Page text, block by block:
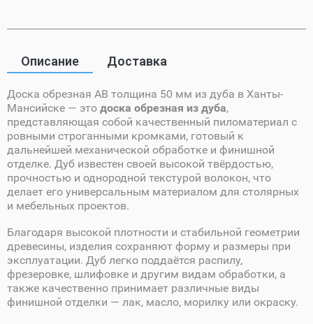
Описание Доставка
Доска обрезная AB толщина 50 мм из дуба в Ханты-
Мансийске — это доска обрезная из дуба,
представляющая собой качественный пиломатериал с
ровными строганными кромками, готовый к
дальнейшей механической обработке и финишной
отделке. Дуб известен своей высокой твёрдостью,
прочностью и однородной текстурой волокон, что
делает его универсальным материалом для столярных
и мебельных проектов.
Благодаря высокой плотности и стабильной геометрии
древесины, изделия сохраняют форму и размеры при
эксплуатации. Дуб легко поддаётся распилу,
фрезеровке, шлифовке и другим видам обработки, а
также качественно принимает различные виды
финишной отделки — лак, масло, морилку или окраску.